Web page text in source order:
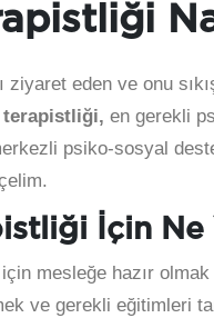
ziyaret eden ve onu
terapistliği, en gerekli
psiko-sosyal
İçin Ne
mesleğe hazır
ve gerekli eğitimleri